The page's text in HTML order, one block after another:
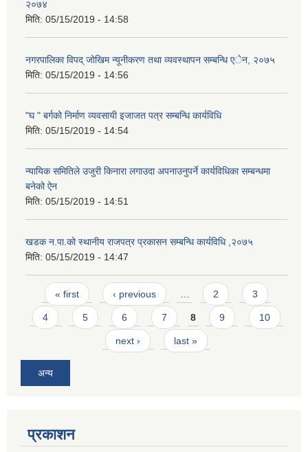
२०७४
मिति: 05/15/2019 - 14:58
नगरपालिका विपद् जोखिम न्यूनीकरण तथा व्यवस्थापन सम्बन्धि एेन, २०७५
मिति: 05/15/2019 - 14:56
"घ " बर्गको निर्माण व्यवसायी इजाजत पत्र सम्बन्धि कार्यविधि
मिति: 05/15/2019 - 14:54
न्यायिक समितिले उजुरी किनारा लगाउदा अपनाउनुपर्ने कार्यविधिका सम्बन्धमा
बनेको ऐन
मिति: 05/15/2019 - 14:51
खडक न.पा.को स्थानीय राजपत्र प्रकासन सम्बन्धि कार्यविधि ,२०७५
मिति: 05/15/2019 - 14:47
Pages
« first ‹ previous … 2 3
4 5 6 7 8 9 10
next › last »
अन्य
प्रकाशन